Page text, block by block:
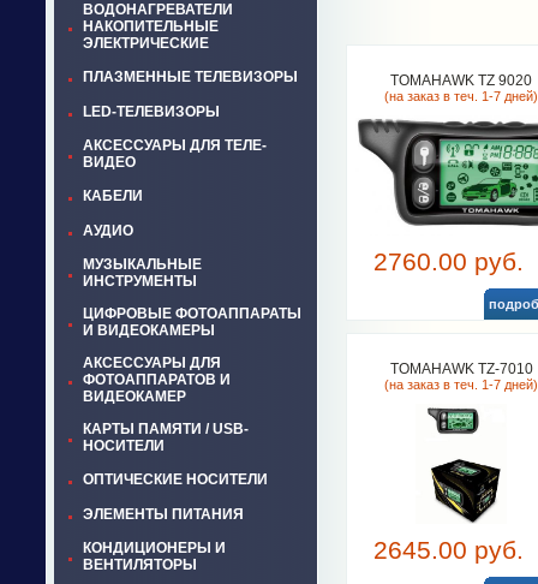
ВОДОНАГРЕВАТЕЛИ
НАКОПИТЕЛЬНЫЕ
ЭЛЕКТРИЧЕСКИЕ
ПЛАЗМЕННЫЕ ТЕЛЕВИЗОРЫ
LED-ТЕЛЕВИЗОРЫ
АКСЕССУАРЫ ДЛЯ ТЕЛЕ-
ВИДЕО
КАБЕЛИ
АУДИО
МУЗЫКАЛЬНЫЕ
ИНСТРУМЕНТЫ
ЦИФРОВЫЕ ФОТОАППАРАТЫ
И ВИДЕОКАМЕРЫ
АКСЕССУАРЫ ДЛЯ
ФОТОАППАРАТОВ И
ВИДЕОКАМЕР
КАРТЫ ПАМЯТИ / USB-
НОСИТЕЛИ
ОПТИЧЕСКИЕ НОСИТЕЛИ
ЭЛЕМЕНТЫ ПИТАНИЯ
КОНДИЦИОНЕРЫ И
ВЕНТИЛЯТОРЫ
TOMAHAWK TZ 9020
(на заказ в теч. 1-7 дней)
2760.00 руб.
TOMAHAWK TZ-7010
(на заказ в теч. 1-7 дней)
2645.00 руб.